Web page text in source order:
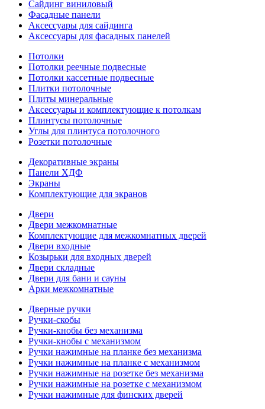
Сайдинг виниловый
Фасадные панели
Аксессуары для сайдинга
Аксессуары для фасадных панелей
Потолки
Потолки реечные подвесные
Потолки кассетные подвесные
Плитки потолочные
Плиты минеральные
Аксессуары и комплектующие к потолкам
Плинтусы потолочные
Углы для плинтуса потолочного
Розетки потолочные
Декоративные экраны
Панели ХДФ
Экраны
Комплектующие для экранов
Двери
Двери межкомнатные
Комплектующие для межкомнатных дверей
Двери входные
Козырьки для входных дверей
Двери складные
Двери для бани и сауны
Арки межкомнатные
Дверные ручки
Ручки-скобы
Ручки-кнобы без механизма
Ручки-кнобы с механизмом
Ручки нажимные на планке без механизма
Ручки нажимные на планке с механизмом
Ручки нажимные на розетке без механизма
Ручки нажимные на розетке с механизмом
Ручки нажимные для финских дверей